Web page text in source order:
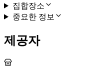
집합장소
중요한 정보
제공자